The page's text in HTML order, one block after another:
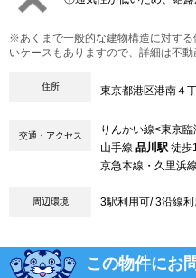
※あくまで一般的な建物構造に対す
いケースもありますので、詳細は不動
住所 東京都港区港南４
交通・アクセス りんかい線<東京
山手線 品川駅 徒歩
京急本線・久里浜線
周辺環境 3駅利用可/ 3沿線
この物件にお